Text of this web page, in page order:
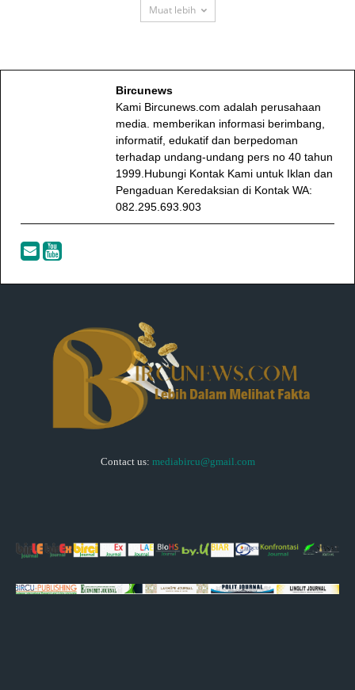
Muat lebih
Bircunews
Kami Bircunews.com adalah perusahaan
media. memberikan informasi berimbang,
informatif, edukatif dan berpedoman
terhadap undang-undang pers no 40 tahun
1999.Hubungi Kontak Kami untuk Iklan dan
Pengaduan Keredaksian di Kontak WA:
082.295.693.903
Contact us: mediabircu@gmail.com